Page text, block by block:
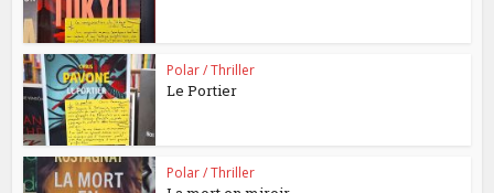
Polar / Thriller
Le Portier
Polar / Thriller